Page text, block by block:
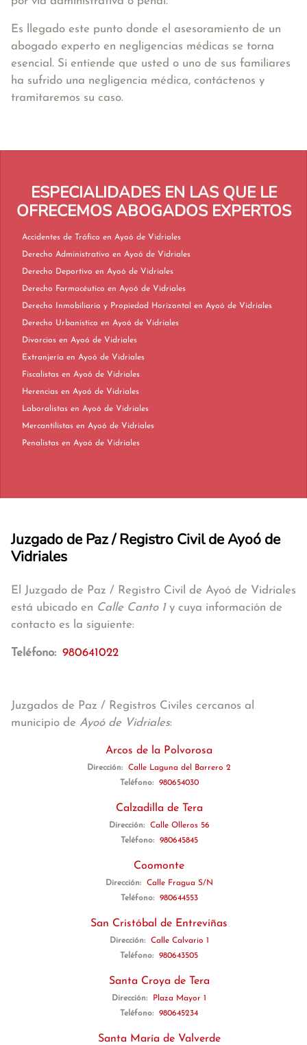
Es llegado este punto donde el asesoramiento de un
abogado experto en negligencias médicas se torna
esencial. Si entiende que usted o uno de sus familiares
ha sufrido una negligencia médica, contáctenos y
tramitaremos su caso.
ESPECIALIDADES EN LAS QUE LE
OFRECEMOS ABOGADOS EXPERTOS
Accidentes de Tráfico en Ayoó de Vidriales
Derecho Administrativo en Ayoó de Vidriales
Derecho Deportivo en Ayoó de Vidriales
Derecho Farmacéutico en Ayoó de Vidriales
Derecho Inmobiliario y Propiedad Horizontal en Ayoó de Vidriales
Derecho Urbanístico en Ayoó de Vidriales
Divorcios en Ayoó de Vidriales
Extranjería en Ayoó de Vidriales
Fiscalistas en Ayoó de Vidriales
Herencias en Ayoó de Vidriales
Laboralistas en Ayoó de Vidriales
Mercantilistas en Ayoó de Vidriales
Penalistas en Ayoó de Vidriales
Juzgado de Paz / Registro Civil de Ayoó de
Vidriales
El Juzgado de Paz / Registro Civil de Ayoó de Vidriales
está ubicado en Calle Canto 1y cuya información de
contacto es la siguiente:
Teléfono: 980641022
Juzgados de Paz / Registros Civiles cercanos al
municipio de Ayoó de Vidriales:
Arcos de la Polvorosa
Dirección:
Calle Laguna del Barrero 2
Teléfono:
980654030
Calzadilla de Tera
Dirección:
Calle Olleros 56
Teléfono:
980645845
Coomonte
Dirección:
Calle Fragua S/N
Teléfono:
980644553
San Cristóbal de Entreviñas
Dirección:
Calle Calvario 1
Teléfono:
980643505
Santa Croya de Tera
Dirección:
Plaza Mayor 1
Teléfono:
980645234
Santa María de Valverde